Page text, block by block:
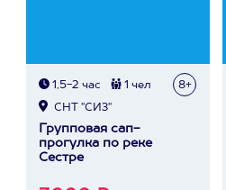
1,5-2 час 1 чел 8+
СНТ "СИЗ"
Групповая сап-
прогулка по реке
Сестре